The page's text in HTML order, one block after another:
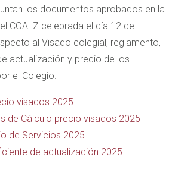
los documentos aprobados en la
COALZ celebrada el día 12 de
al Visado colegial, reglamento,
actualización y precio de los
el Colegio.
visados 2025
de Cálculo precio visados 2025
de Servicios 2025
de actualización 2025